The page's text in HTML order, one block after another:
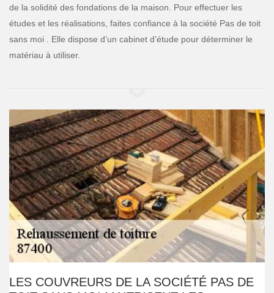
de la solidité des fondations de la maison. Pour effectuer les
études et les réalisations, faites confiance à la société Pas de toit
sans moi . Elle dispose d’un cabinet d’étude pour déterminer le
matériau à utiliser.
LES COUVREURS DE LA SOCIÉTÉ PAS DE